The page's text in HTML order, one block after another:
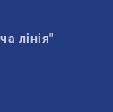
лінія"